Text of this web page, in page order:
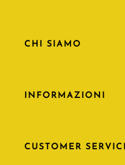
CHI SIAMO
INFORMAZIONI
CUSTOMER